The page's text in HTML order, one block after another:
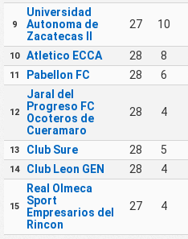
9
Universidad
Autonoma de
Zacatecas II
27 10
10 Atletico ECCA 28 8
11 Pabellon FC 28 6
12
Jaral del
Progreso FC
Ocoteros de
Cueramaro
28 4
13 Club Sure 28 5
14 Club Leon GEN 28 4
15
Real Olmeca
Sport
Empresarios del
Rincon
27 4